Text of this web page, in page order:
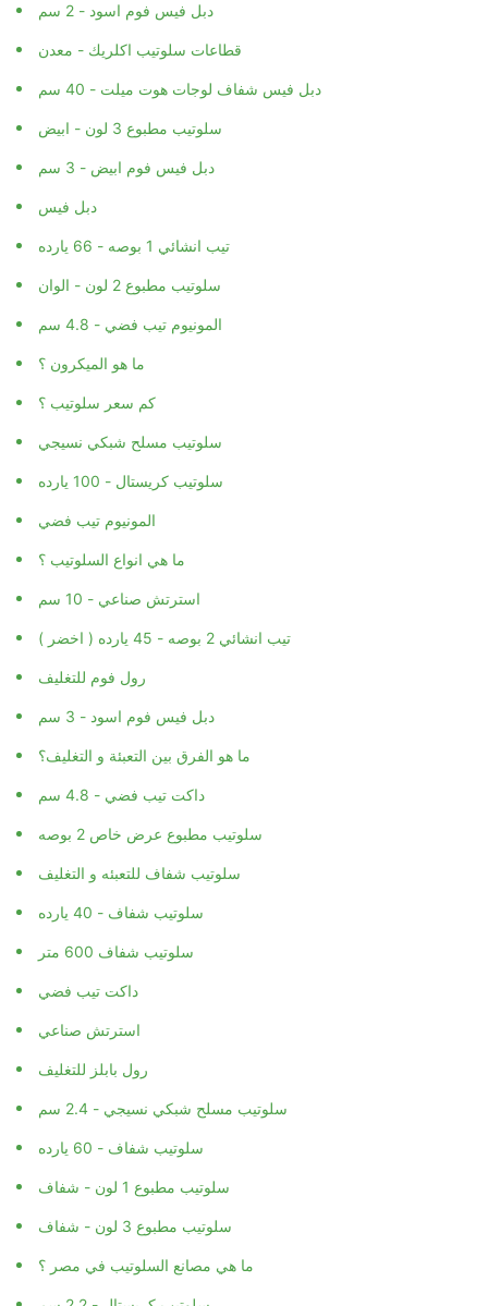
دبل فيس فوم اسود - 2 سم
قطاعات سلوتيب اكلريك - معدن
دبل فيس شفاف لوجات هوت ميلت - 40 سم
سلوتيب مطبوع 3 لون - ابيض
دبل فيس فوم ابيض - 3 سم
دبل فيس
تيب انشائي 1 بوصه - 66 يارده
سلوتيب مطبوع 2 لون - الوان
المونيوم تيب فضي - 4.8 سم
ما هو الميكرون ؟
كم سعر سلوتيب ؟
سلوتيب مسلح شبكي نسيجي
سلوتيب كريستال - 100 يارده
المونيوم تيب فضي
ما هي انواع السلوتيب ؟
استرتش صناعي - 10 سم
تيب انشائي 2 بوصه - 45 يارده ( اخضر )
رول فوم للتغليف
دبل فيس فوم اسود - 3 سم
ما هو الفرق بين التعبئة و التغليف؟
داكت تيب فضي - 4.8 سم
سلوتيب مطبوع عرض خاص 2 بوصه
سلوتيب شفاف للتعبئه و التغليف
سلوتيب شفاف - 40 يارده
سلوتيب شفاف 600 متر
داكت تيب فضي
استرتش صناعي
رول بابلز للتغليف
سلوتيب مسلح شبكي نسيجي - 2.4 سم
سلوتيب شفاف - 60 يارده
سلوتيب مطبوع 1 لون - شفاف
سلوتيب مطبوع 3 لون - شفاف
ما هي مصانع السلوتيب في مصر ؟